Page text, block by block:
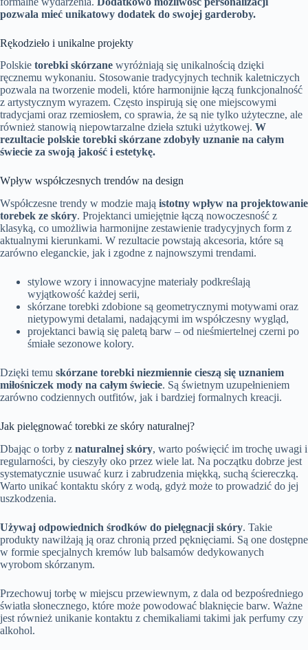
pozwala mieć unikatowy dodatek do swojej garderoby.
Rękodzieło i unikalne projekty
Polskie torebki skórzane wyróżniają się unikalnością dzięki
ręcznemu wykonaniu. Stosowanie tradycyjnych technik kaletniczych
pozwala na tworzenie modeli, które harmonijnie łączą funkcjonalność
z artystycznym wyrazem. Często inspirują się one miejscowymi
tradycjami oraz rzemiosłem, co sprawia, że są nie tylko użyteczne, ale
również stanowią niepowtarzalne dzieła sztuki użytkowej. W
rezultacie polskie torebki skórzane zdobyły uznanie na całym
świecie za swoją jakość i estetykę.
Wpływ współczesnych trendów na design
Współczesne trendy w modzie mają istotny wpływ na projektowanie
torebek ze skóry. Projektanci umiejętnie łączą nowoczesność z
klasyką, co umożliwia harmonijne zestawienie tradycyjnych form z
aktualnymi kierunkami. W rezultacie powstają akcesoria, które są
zarówno eleganckie, jak i zgodne z najnowszymi trendami.
stylowe wzory i innowacyjne materiały podkreślają
wyjątkowość każdej serii,
skórzane torebki zdobione są geometrycznymi motywami oraz
nietypowymi detalami, nadającymi im współczesny wygląd,
projektanci bawią się paletą barw – od nieśmiertelnej czerni po
śmiałe sezonowe kolory.
Dzięki temu skórzane torebki niezmiennie cieszą się uznaniem
miłośniczek mody na całym świecie. Są świetnym uzupełnieniem
zarówno codziennych outfitów, jak i bardziej formalnych kreacji.
Jak pielęgnować torebki ze skóry naturalnej?
Dbając o torby z naturalnej skóry, warto poświęcić im trochę uwagi i
regularności, by cieszyły oko przez wiele lat. Na początku dobrze jest
systematycznie usuwać kurz i zabrudzenia miękką, suchą ściereczką.
Warto unikać kontaktu skóry z wodą, gdyż może to prowadzić do jej
uszkodzenia.
Używaj odpowiednich środków do pielęgnacji skóry. Takie
produkty nawilżają ją oraz chronią przed pęknięciami. Są one dostępne
w formie specjalnych kremów lub balsamów dedykowanych
wyrobom skórzanym.
Przechowuj torbę w miejscu przewiewnym, z dala od bezpośredniego
światła słonecznego, które może powodować blaknięcie barw. Ważne
jest również unikanie kontaktu z chemikaliami takimi jak perfumy czy
alkohol.